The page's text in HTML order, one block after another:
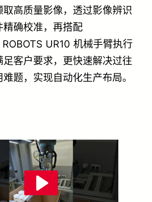
取高质量影像，透过影像辨识
精确校准，再搭配
UR10 机械手臂执行
客户要求，更快速解决过往
题，实现自动化生产布局。